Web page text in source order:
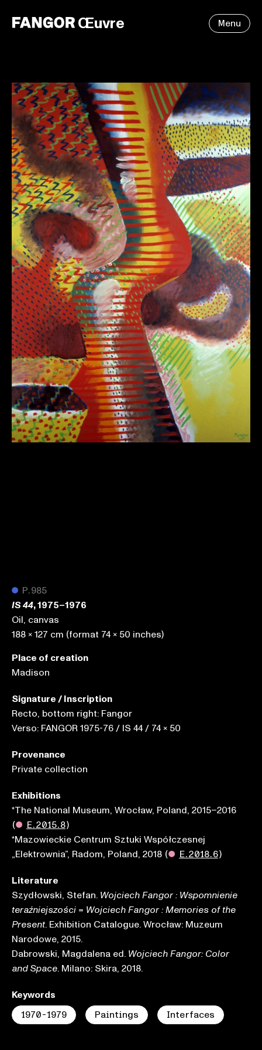
Œuvre Menu
● P.985
IS 44, 1975–1976
Oil, canvas
188 x 127 cm (format 74 x 50 inches)
Place of creation
Madison
Keywords
1970-1979 Paintings Interfaces
Signature / Inscription
Recto, bottom right: Fangor
Verso: FANGOR 1975-76 / IS 44 / 74 x 50
Provenance
Private collection
Exhibitions
*The National Museum, Wrocław, Poland, 2015–2016
(● E.2015.8)
*Mazowieckie Centrum Sztuki Współczesnej
„Elektrownia”, Radom, Poland, 2018 (● E.2018.6)
Literature
Szydłowski, Stefan. Wojciech Fangor : Wspomnienie
teraźniejszości = Wojciech Fangor : Memories of the
Present. Exhibition Catalogue. Wrocław: Muzeum
Narodowe, 2015.
Dabrowski, Magdalena ed. Wojciech Fangor: Color
and Space. Milano: Skira, 2018.